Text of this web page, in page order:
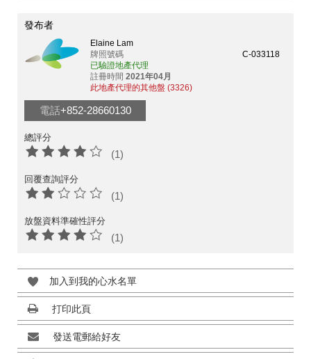
發布者
Elaine Lam
牌照號碼
C-033118
已驗證地產代理
註冊時間 2021年04月
此地產代理的其他盤 (3326)
電話+852-28660130
總評分
(1)
回覆查詢評分
(1)
放盤資料準確性評分
(1)
加入到我的心水名單
打印此頁
發送電郵給好友